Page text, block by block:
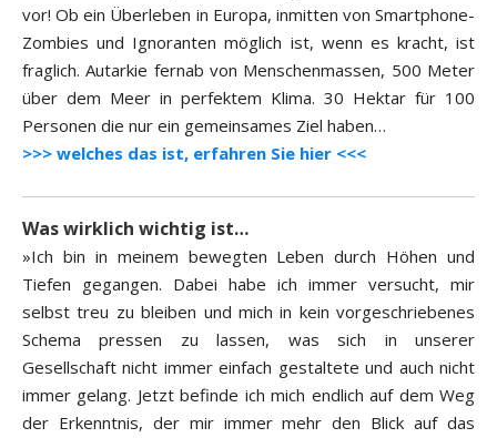
vor! Ob ein Überleben in Europa, inmitten von Smartphone-
Zombies und Ignoranten möglich ist, wenn es kracht, ist
fraglich. Autarkie fernab von Menschenmassen, 500 Meter
über dem Meer in perfektem Klima. 30 Hektar für 100
Personen die nur ein gemeinsames Ziel haben…
>>> welches das ist, erfahren Sie hier <<<
Was wirklich wichtig ist…
»Ich bin in meinem bewegten Leben durch Höhen und
Tiefen gegangen. Dabei habe ich immer versucht, mir
selbst treu zu bleiben und mich in kein vorgeschriebenes
Schema pressen zu lassen, was sich in unserer
Gesellschaft nicht immer einfach gestaltete und auch nicht
immer gelang. Jetzt befinde ich mich endlich auf dem Weg
der Erkenntnis, der mir immer mehr den Blick auf das